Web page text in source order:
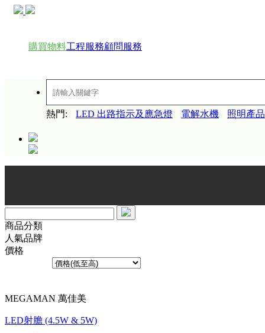
購買物料工程服務顧問服務
熱門: LED 出路指示及應急燈 電解水機 照明產品
商品分類
人氣品牌
價格
MEGAMAN 萬佳美
LED射膽 (4.5W & 5W)